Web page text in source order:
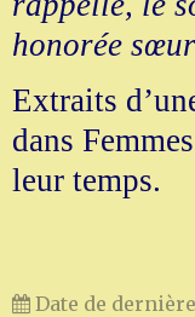
honorée sœur
Extraits
dans
leur temps.
Date de